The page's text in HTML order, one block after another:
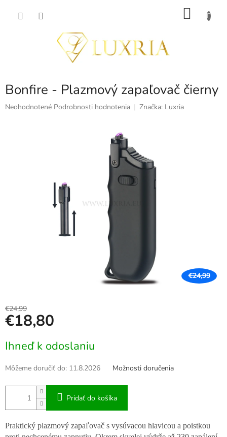
Bonfire - Plazmový zapaľovač čierny
Priemerné
Neohodnotené Podrobnosti hodnotenia Značka: Luxria
€24,99
€24,99
€18,80
cena:
Ihneď k odoslaniu
Môžeme doručiť do: 11.8.2026 Možnosti doručenia
Pridať do košíka
Praktický plazmový zapaľovač s vysúvacou hlavicou a poistkou